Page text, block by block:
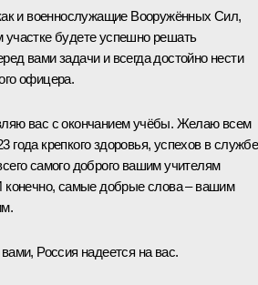
и военнослужащие Вооружённых Сил,
будете успешно решать
вами задачи и всегда достойно нести
офицера.
вас с окончанием учёбы. Желаю всем
года крепкого здоровья, успехов в
самого доброго вашим учителям
конечно, самые добрые слова – вашим
Россия надеется на вас.